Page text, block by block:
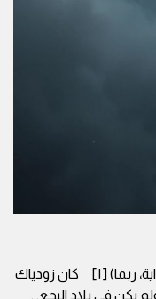
رسائل زودياك (قصة قصيرة، ومشروع رواية، ربما) [١] كان زودياك
يكن في بلاد البجع...